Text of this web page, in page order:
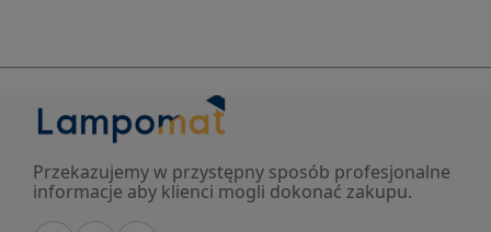
Przekazujemy w przystępny sposób profesjonalne
informacje aby klienci mogli dokonać zakupu.